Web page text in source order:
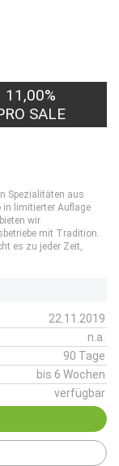
11,00%
SALE
Spezialitäten aus
in limitierter Auflage
wir
mit Tradition.
es zu jeder Zeit,
22.11.2019
n.a.
90 Tage
bis 6 Wochen
verfügbar